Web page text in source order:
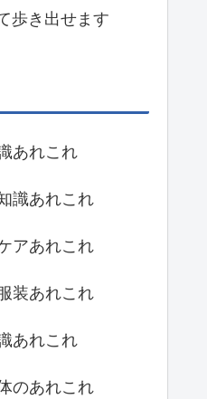
歩き出せます
あれこれ
識あれこれ
アあれこれ
装あれこれ
あれこれ
のあれこれ